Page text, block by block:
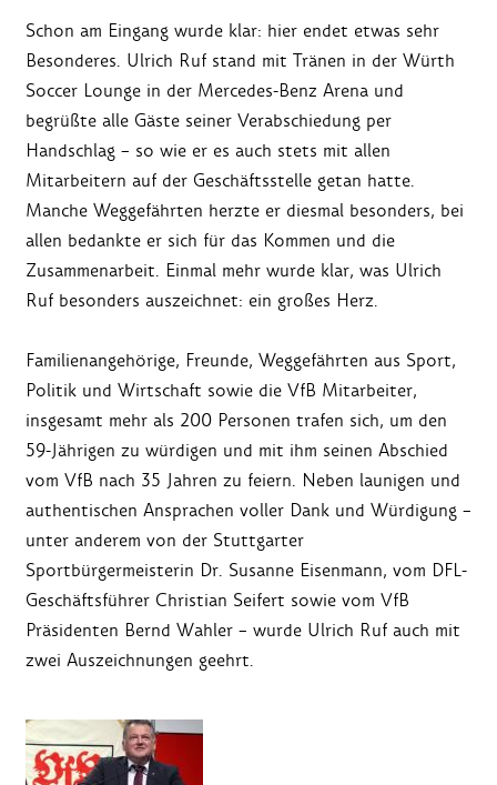
Schon am Eingang wurde klar: hier endet etwas sehr
Besonderes. Ulrich Ruf stand mit Tränen in der Würth
Soccer Lounge in der Mercedes-Benz Arena und
begrüßte alle Gäste seiner Verabschiedung per
Handschlag – so wie er es auch stets mit allen
Mitarbeitern auf der Geschäftsstelle getan hatte.
Manche Weggefährten herzte er diesmal besonders, bei
allen bedankte er sich für das Kommen und die
Zusammenarbeit. Einmal mehr wurde klar, was Ulrich
Ruf besonders auszeichnet: ein großes Herz.
Familienangehörige, Freunde, Weggefährten aus Sport,
Politik und Wirtschaft sowie die VfB Mitarbeiter,
insgesamt mehr als 200 Personen trafen sich, um den
59-Jährigen zu würdigen und mit ihm seinen Abschied
vom VfB nach 35 Jahren zu feiern. Neben launigen und
authentischen Ansprachen voller Dank und Würdigung –
unter anderem von der Stuttgarter
Sportbürgermeisterin Dr. Susanne Eisenmann, vom DFL-
Geschäftsführer Christian Seifert sowie vom VfB
Präsidenten Bernd Wahler – wurde Ulrich Ruf auch mit
zwei Auszeichnungen geehrt.